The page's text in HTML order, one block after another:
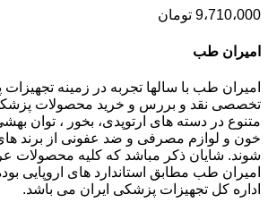
9،710،000 تومان
امیران طب
امیران طب با سالها تجربه در زمینه
تخصصی نقد و بررس و خرید محصولات
متنوع در دسته های ارتوپدی، بخور ، توان
خون و لوازم مصرفی و ضد عفونی از برند
شوند. شایان ذکر مباشد که کلیه
امیران طب مطابق استاندارد های اروپایی
اداره کل تجهیزات پزشکی ایران می باشد.